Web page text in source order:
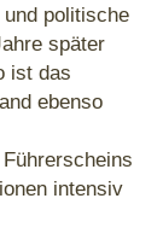
politische
später
ist das
ebenso
intensiv